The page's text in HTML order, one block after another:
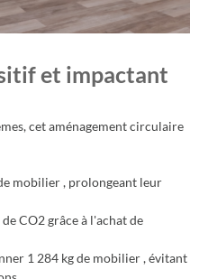
et impactant
cet aménagement circulaire
mobilier , prolongeant leur
CO2 grâce à l'achat de
1 284 kg de mobilier , évitant